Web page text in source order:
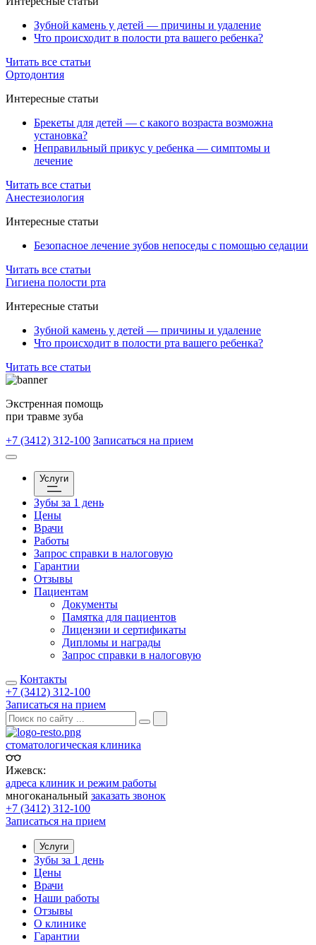
Зубной камень у детей — причины и удаление
Что происходит в полости рта вашего ребенка?
Читать все статьи
Ортодонтия
Интересные статьи
Брекеты для детей — с какого возраста возможна
установка?
Неправильный прикус у ребенка — симптомы и
лечение
Читать все статьи
Анестезиология
Интересные статьи
Безопасное лечение зубов непоседы с помощью седации
Читать все статьи
Гигиена полости рта
Интересные статьи
Зубной камень у детей — причины и удаление
Что происходит в полости рта вашего ребенка?
Читать все статьи
Экстренная помощь
при травме зуба
+7 (3412) 312-100 Записаться на прием
Услуги
Зубы за 1 день
Цены
Врачи
Работы
Запрос справки в налоговую
Гарантии
Отзывы
Пациентам
Документы
Памятка для пациентов
Лицензии и сертификаты
Дипломы и награды
Запрос справки в налоговую
Контакты
+7 (3412) 312-100
Записаться на прием
стоматологическая клиника
Ижевск:
адреса клиник и режим работы
многоканальный заказать звонок
+7 (3412) 312-100
Записаться на прием
Услуги
Зубы за 1 день
Цены
Врачи
Наши работы
Отзывы
О клинике
Гарантии